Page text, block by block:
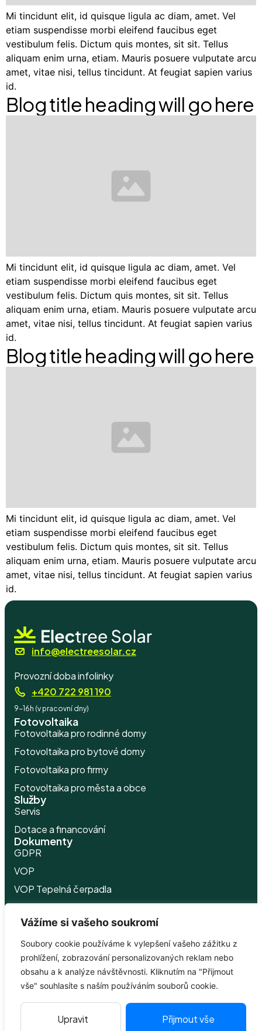
Vážíme si vašeho soukromí
Soubory cookie používáme k vylepšení vašeho zážitku z
prohlížení, zobrazování personalizovaných reklam nebo
obsahu a k analýze návštěvnosti. Kliknutím na "Přijmout
vše" souhlasíte s naším používáním souborů cookie.
Upravit Přijmout vše
Mi tincidunt elit, id quisque ligula ac diam, amet. Vel
etiam suspendisse morbi eleifend faucibus eget
vestibulum felis. Dictum quis montes, sit sit. Tellus
aliquam enim urna, etiam. Mauris posuere vulputate arcu
amet, vitae nisi, tellus tincidunt. At feugiat sapien varius
id.
Blog title heading will go here
Mi tincidunt elit, id quisque ligula ac diam, amet. Vel
etiam suspendisse morbi eleifend faucibus eget
vestibulum felis. Dictum quis montes, sit sit. Tellus
aliquam enim urna, etiam. Mauris posuere vulputate arcu
amet, vitae nisi, tellus tincidunt. At feugiat sapien varius
id.
Blog title heading will go here
Mi tincidunt elit, id quisque ligula ac diam, amet. Vel
etiam suspendisse morbi eleifend faucibus eget
vestibulum felis. Dictum quis montes, sit sit. Tellus
aliquam enim urna, etiam. Mauris posuere vulputate arcu
amet, vitae nisi, tellus tincidunt. At feugiat sapien varius
id.
info@electreesolar.cz
Provozní doba infolinky
+420 722 981 190
9-16h (v pracovní dny)
Fotovoltaika
Fotovoltaika pro rodinné domy
Fotovoltaika pro bytové domy
Fotovoltaika pro firmy
Fotovoltaika pro města a obce
Služby
Servis
Dotace a financování
Dokumenty
GDPR
VOP
VOP Tepelná čerpadla
Politikacookies
Ceník
O nás
Kontakty
Cenová nabídka